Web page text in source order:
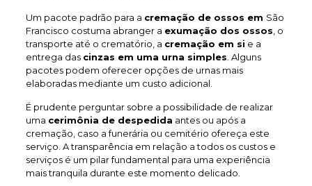
Um pacote padrão para a cremação de ossos em São
Francisco costuma abranger a exumação dos ossos , o
transporte até o crematório, a cremação em si e a
entrega das cinzas em uma urna simples . Alguns
pacotes podem oferecer opções de urnas mais
elaboradas mediante um custo adicional.
É prudente perguntar sobre a possibilidade de realizar
uma cerimônia de despedida antes ou após a
cremação, caso a funerária ou cemitério ofereça este
serviço. A transparência em relação a todos os custos e
serviços é um pilar fundamental para uma experiência
mais tranquila durante este momento delicado.